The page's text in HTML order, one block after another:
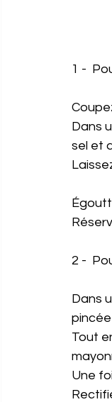
1 -
Dans
sel et
2 -
Dans
Tout
Une